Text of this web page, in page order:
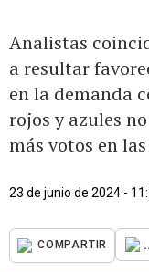
Analistas
a resultar
en la demanda
rojos y azules
más votos en
23 de junio de 2024 -
COMPARTIR